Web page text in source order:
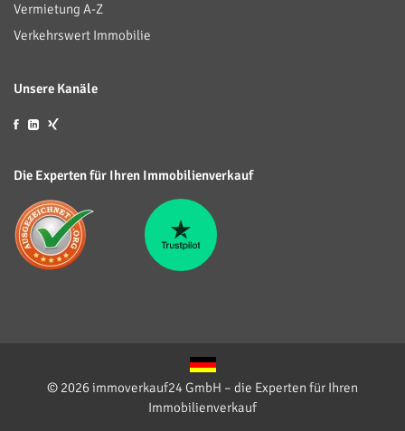
Vermietung A-Z
Verkehrswert Immobilie
Unsere Kanäle
Die Experten für Ihren Immobilienverkauf
© 2026 immoverkauf24 GmbH – die Experten für Ihren
Immobilienverkauf